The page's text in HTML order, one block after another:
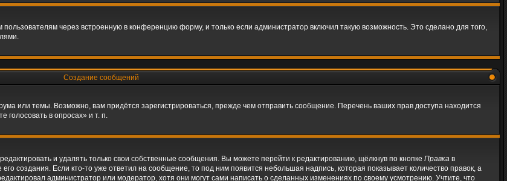
через встроенную в конференцию форму, и только если администратор включил такую возможность. Это сделано для того,
Создание сообщений
или темы. Возможно, вам придётся зарегистрироваться, прежде чем отправить сообщение. Перечень ваших прав доступа находится
в опросах» и т. п.
и удалять только свои собственные сообщения. Вы можете перейти к редактированию, щёлкнув по кнопке Правка в
создания. Если кто-то уже ответил на сообщение, то под ним появится небольшая надпись, которая показывает количество правок, а
администратор или модератор, хотя они могут сами написать о сделанных изменениях по своему усмотрению. Учтите, что